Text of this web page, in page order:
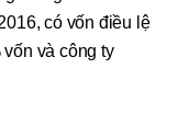
có vốn điều lệ
và công ty